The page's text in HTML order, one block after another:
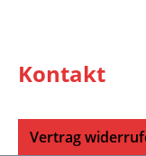
Kontakt
Vertrag